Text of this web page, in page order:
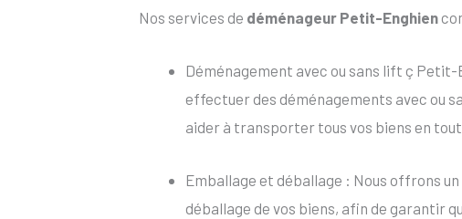
Nos services de déménageur Petit-Enghien
Déménagement avec ou sans lift ç Petit-
effectuer des déménagements avec ou
aider à transporter tous vos biens en
Emballage et déballage : Nous offrons
déballage de vos biens, afin de garantir